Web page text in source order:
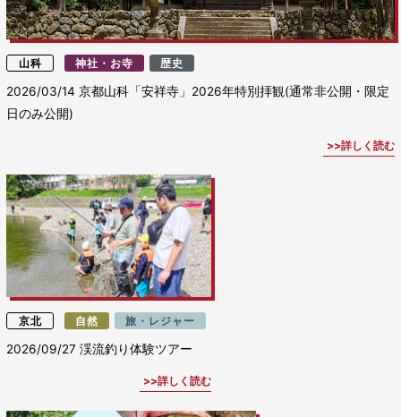
山科 神社・お寺 歴史
2026/03/14京都山科「安祥寺」2026年特別拝観(通常非公開・限定
日のみ公開)
詳しく読む
京北 自然 旅・レジャー
2026/09/27渓流釣り体験ツアー
詳しく読む